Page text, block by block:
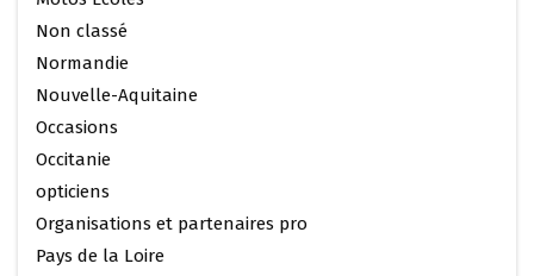
Non classé
Normandie
Nouvelle-Aquitaine
Occasions
Occitanie
opticiens
Organisations et partenaires pro
Pays de la Loire